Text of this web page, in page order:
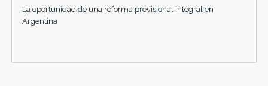
La oportunidad de una reforma previsional integral en
Argentina